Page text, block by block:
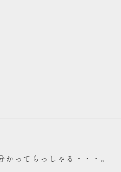
かってらっしゃる・・・。